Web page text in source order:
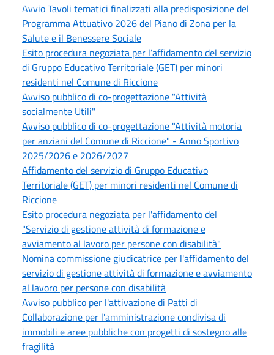
Avvio Tavoli tematici finalizzati alla predisposizione del
Programma Attuativo 2026 del Piano di Zona per la
Salute e il Benessere Sociale
Esito procedura negoziata per l’affidamento del servizio
di Gruppo Educativo Territoriale (GET) per minori
residenti nel Comune di Riccione
Avviso pubblico di co-progettazione "Attività
socialmente Utili"
Avviso pubblico di co-progettazione "Attività motoria
per anziani del Comune di Riccione" - Anno Sportivo
2025/2026 e 2026/2027
Affidamento del servizio di Gruppo Educativo
Territoriale (GET) per minori residenti nel Comune di
Riccione
Esito procedura negoziata per l'affidamento del
"Servizio di gestione attività di formazione e
avviamento al lavoro per persone con disabilità"
Nomina commissione giudicatrice per l'affidamento del
servizio di gestione attività di formazione e avviamento
al lavoro per persone con disabilità
Avviso pubblico per l'attivazione di Patti di
Collaborazione per l'amministrazione condivisa di
immobili e aree pubbliche con progetti di sostegno alle
fragilità